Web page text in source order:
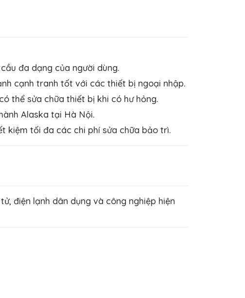
đa dạng của người dùng.
cạnh tranh tốt với các thiết bị ngoại nhập.
thể sửa chữa thiết bị khi có hư hỏng.
Alaska tại Hà Nội.
kiệm tối đa các chi phí sửa chữa bảo trì.
điện lạnh dân dụng và công nghiệp hiện